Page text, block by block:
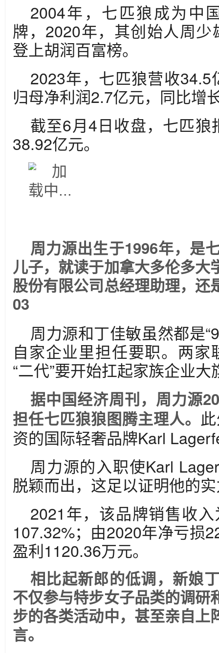
2004年，七匹狼成为中
牌，2020年，其创始人周
登上胡润百富榜。
2023年，七匹狼营收
归母净利润2.7亿元，同比增
截至6月4日收盘，七匹
38.92亿元。
周力源出生于1996年，是
儿子，就读于加拿大多伦多大
股份有限公司总经理助理，还
03
周力源和丁佳敏虽然都是
自家企业里担任要职。两
“二代”要开始扛起家族企业大
据中国经济周刊，周力源
担任七匹狼狼图腾主理人。
资的国际轻奢品牌Karl
周力源的入职使Karl
脱颖而出，这足以证明他的
2021年，该品牌销售收
107.32%；由2020年净亏损
盈利1120.36万元。
相比起新郎的低调，新娘
不仅参与特步女子品类的调研
步的各类活动中，甚至亲自上
言。